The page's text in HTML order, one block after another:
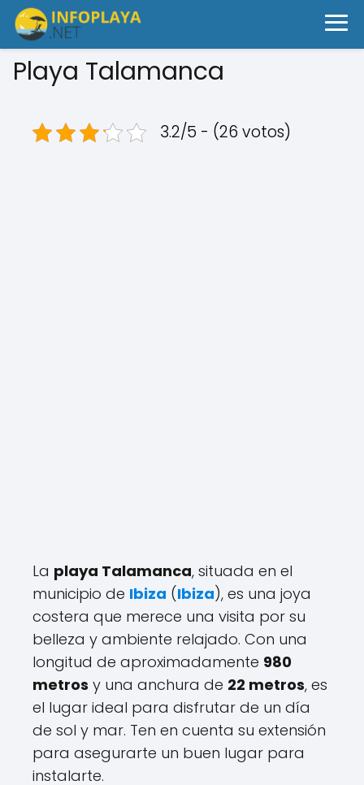
Playa Talamanca
3.2/5 - (26 votos)
La playa Talamanca, situada en el
municipio de Ibiza (Ibiza), es una joya
costera que merece una visita por su
belleza y ambiente relajado. Con una
longitud de aproximadamente 980
metros y una anchura de 22 metros, es
el lugar ideal para disfrutar de un día
de sol y mar. Ten en cuenta su extensión
para asegurarte un buen lugar para
instalarte.